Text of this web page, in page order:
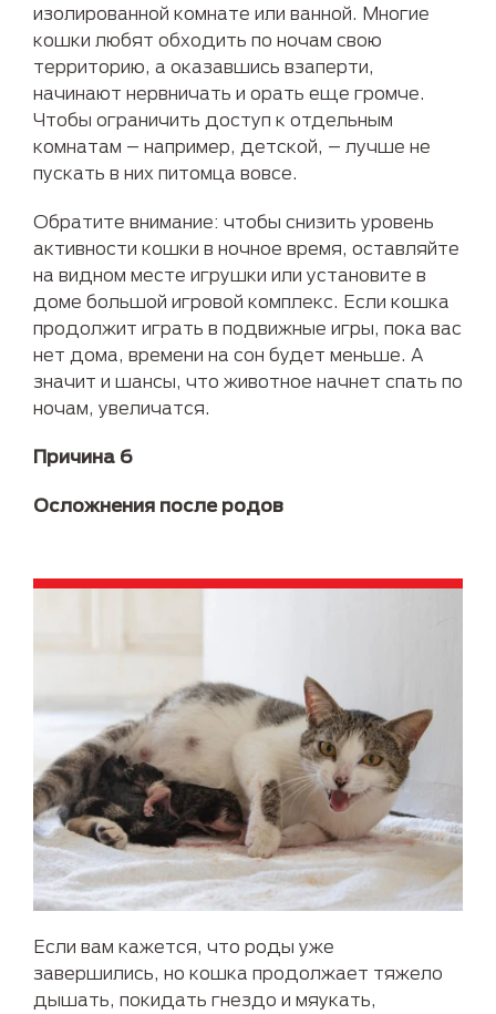
изолированной комнате или ванной. Многие
кошки любят обходить по ночам свою
территорию, а оказавшись взаперти,
начинают нервничать и орать еще громче.
Чтобы ограничить доступ к отдельным
комнатам – например, детской, – лучше не
пускать в них питомца вовсе.
Обратите внимание: чтобы снизить уровень
активности кошки в ночное время, оставляйте
на видном месте игрушки или установите в
доме большой игровой комплекс. Если кошка
продолжит играть в подвижные игры, пока вас
нет дома, времени на сон будет меньше. А
значит и шансы, что животное начнет спать по
ночам, увеличатся.
Причина 6
Осложнения после родов
Если вам кажется, что роды уже
завершились, но кошка продолжает тяжело
дышать, покидать гнездо и мяукать,